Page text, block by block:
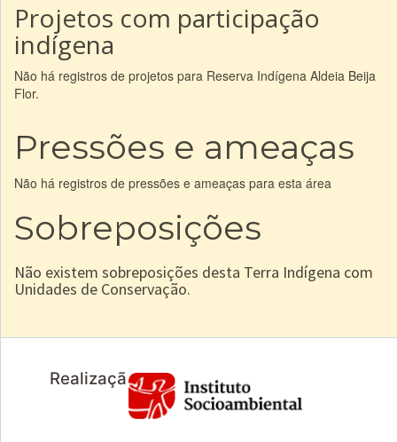
Projetos com participação
indígena
Não há registros de projetos para Reserva Indígena Aldeia Beija
Flor.
Pressões e ameaças
Não há registros de pressões e ameaças para esta área
Sobreposições
Não existem sobreposições desta Terra Indígena com
Unidades de Conservação.